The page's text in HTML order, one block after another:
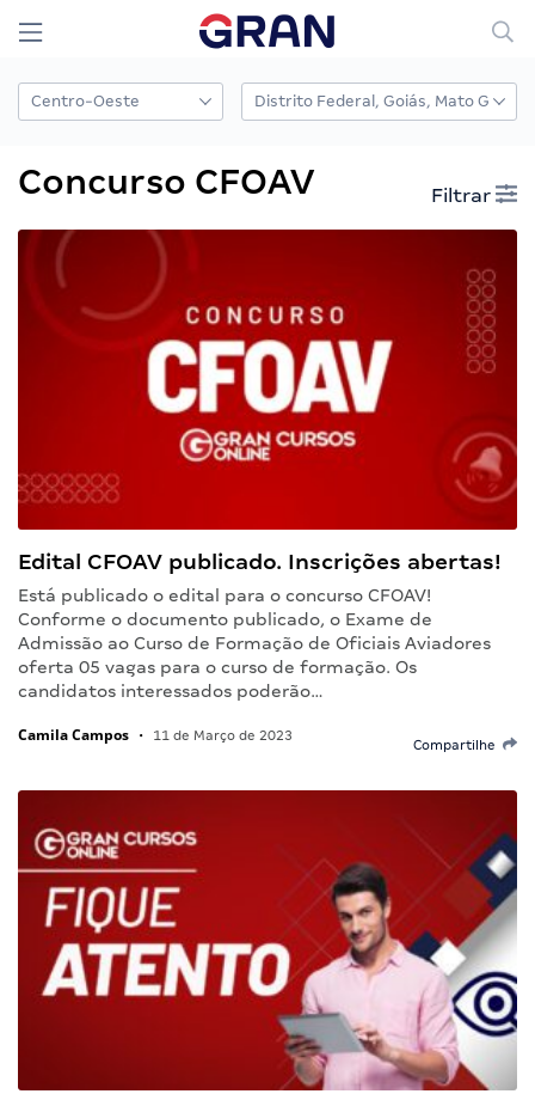
Concurso CFOAV Filtrar
Edital CFOAV publicado. Inscrições abertas!
Está publicado o edital para o concurso CFOAV!
Conforme o documento publicado, o Exame de
Admissão ao Curso de Formação de Oficiais Aviadores
oferta 05 vagas para o curso de formação. Os
candidatos interessados poderão…
Camila Campos • 11 de Março de 2023
Compartilhe